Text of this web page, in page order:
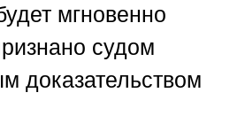
мгновенно
судом
доказательством